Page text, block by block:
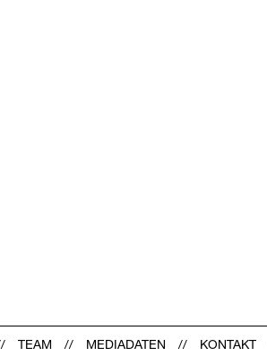
TEAM MEDIADATEN KONTAKT